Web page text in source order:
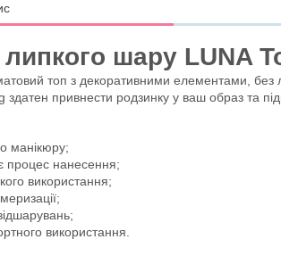
шару LUNA
топ з декоративними елементами, без
привнести родзинку у ваш образ та
манікюру;
процес нанесення;
використання;
використання.